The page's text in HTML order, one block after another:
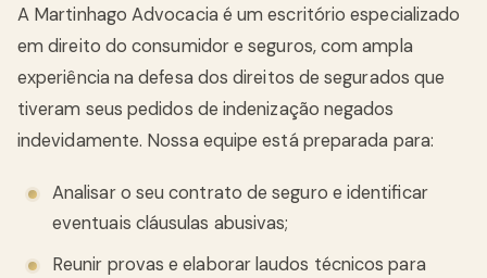
A Martinhago Advocacia é um escritório especializado
em direito do consumidor e seguros, com ampla
experiência na defesa dos direitos de segurados que
tiveram seus pedidos de indenização negados
indevidamente. Nossa equipe está preparada para:
Analisar o seu contrato de seguro e identificar
eventuais cláusulas abusivas;
Reunir provas e elaborar laudos técnicos para